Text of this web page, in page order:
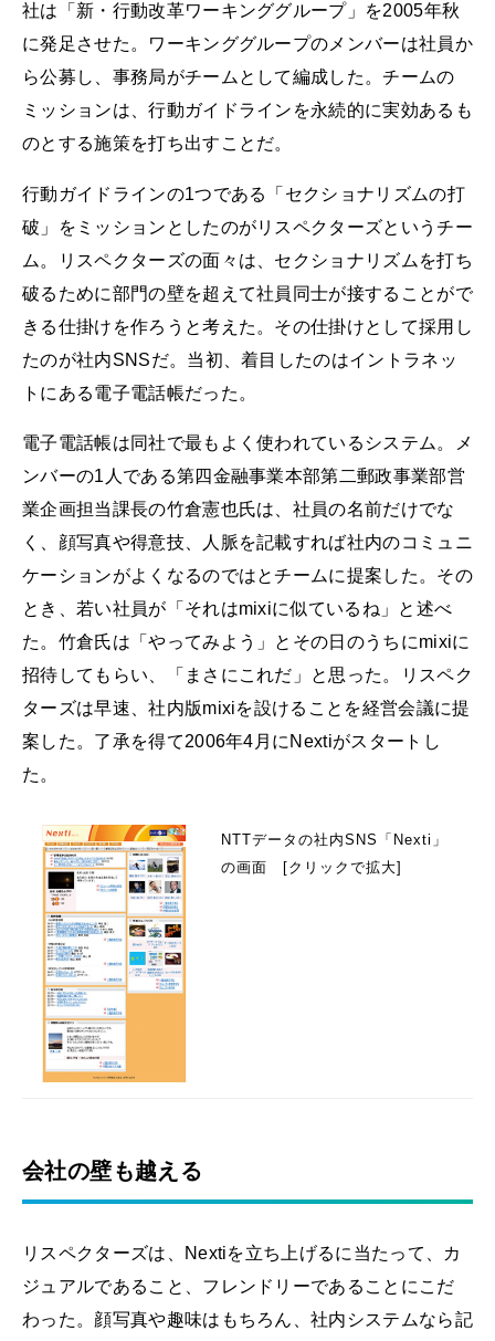
社は「新・行動改革ワーキンググループ」を2005年秋
に発足させた。ワーキンググループのメンバーは社員か
ら公募し、事務局がチームとして編成した。チームの
ミッションは、行動ガイドラインを永続的に実効あるも
のとする施策を打ち出すことだ。
行動ガイドラインの1つである「セクショナリズムの打
破」をミッションとしたのがリスペクターズというチー
ム。リスペクターズの面々は、セクショナリズムを打ち
破るために部門の壁を超えて社員同士が接することがで
きる仕掛けを作ろうと考えた。その仕掛けとして採用し
たのが社内SNSだ。当初、着目したのはイントラネッ
トにある電子電話帳だった。
電子電話帳は同社で最もよく使われているシステム。メ
ンバーの1人である第四金融事業本部第二郵政事業部営
業企画担当課長の竹倉憲也氏は、社員の名前だけでな
く、顔写真や得意技、人脈を記載すれば社内のコミュニ
ケーションがよくなるのではとチームに提案した。その
とき、若い社員が「それはmixiに似ているね」と述べ
た。竹倉氏は「やってみよう」とその日のうちにmixiに
招待してもらい、「まさにこれだ」と思った。リスペク
ターズは早速、社内版mixiを設けることを経営会議に提
案した。了承を得て2006年4月にNextiがスタートし
た。
NTTデータの社内SNS「Nexti」
の画面 [クリックで拡大]
会社の壁も越える
リスペクターズは、Nextiを立ち上げるに当たって、カ
ジュアルであること、フレンドリーであることにこだ
わった。顔写真や趣味はもちろん、社内システムなら記